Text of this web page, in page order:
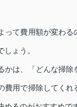
って費用額が変わる
しょう。
かは、「どんな掃除
費用で掃除してくれ